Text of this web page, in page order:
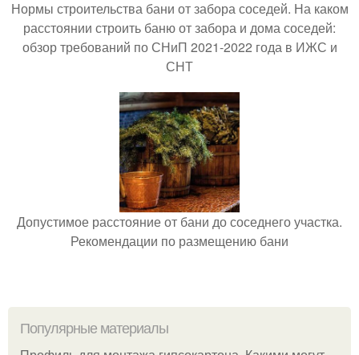
Нормы строительства бани от забора соседей. На каком
расстоянии строить баню от забора и дома соседей:
обзор требований по СНиП 2021-2022 года в ИЖС и
СНТ
Допустимое расстояние от бани до соседнего участка.
Рекомендации по размещению бани
Популярные материалы